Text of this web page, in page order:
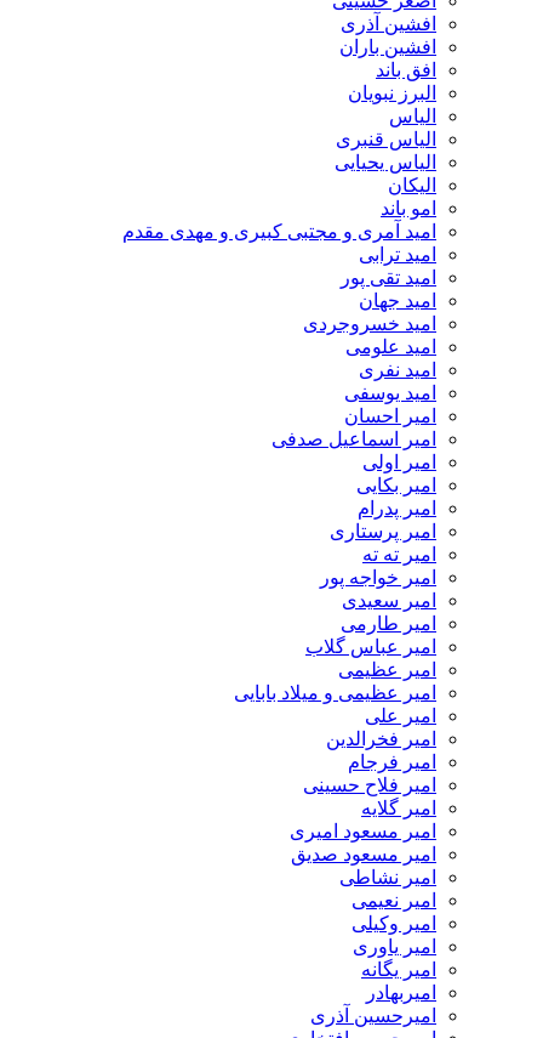
افشین آذری
افشین باران
افق باند
البرز نبویان
الیاس
الیاس قنبرى
الیاس یحیایی
الیکان
امو باند
امید آمری و مجتبی کبیری و مهدى مقدم
امید ترابی
امید تقی پور
امید جهان
امید خسروجردی
امید علومی
امید نفری
امید یوسفی
امیر احسان
امیر اسماعیل صدفی
امیر اولی
امیر بکایی
امیر پدرام
امیر پرستاری
امیر ته ته
امیر خواجه پور
امیر سعیدی
امیر طارمی
امیر عباس گلاب
امیر عظیمی
امیر عظیمی و میلاد بابایی
امیر علی
امیر فخرالدین
امیر فرجام
امیر فلاح حسینی
امیر گلایه
امیر مسعود امیری
امیر مسعود صدیق
امیر نشاطی
امیر نعیمی
امیر وکیلی
امیر یاوری
امیر یگانه
امیربهادر
امیرحسین آذری